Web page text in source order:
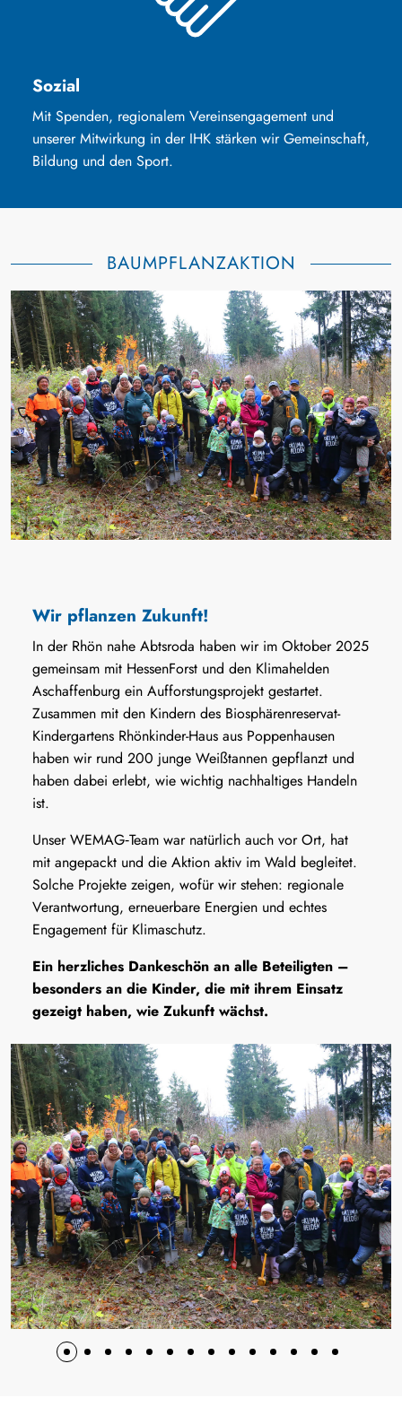
Sozial
Mit Spenden, regionalem Vereinsengagement und
unserer Mitwirkung in der IHK stärken wir Gemeinschaft,
Bildung und den Sport.
BAUMPFLANZAKTION
Wir pflanzen Zukunft!
In der Rhön nahe Abtsroda haben wir im Oktober 2025
gemeinsam mit HessenForst und den Klimahelden
Aschaffenburg ein Aufforstungsprojekt gestartet.
Zusammen mit den Kindern des Biosphärenreservat-
Kindergartens Rhönkinder-Haus aus Poppenhausen
haben wir rund 200 junge Weißtannen gepflanzt und
haben dabei erlebt, wie wichtig nachhaltiges Handeln
ist.
Unser WEMAG‑Team war natürlich auch vor Ort, hat
mit angepackt und die Aktion aktiv im Wald begleitet.
Solche Projekte zeigen, wofür wir stehen: regionale
Verantwortung, erneuerbare Energien und echtes
Engagement für Klimaschutz.
Ein herzliches Dankeschön an alle Beteiligten –
besonders an die Kinder, die mit ihrem Einsatz
gezeigt haben, wie Zukunft wächst.